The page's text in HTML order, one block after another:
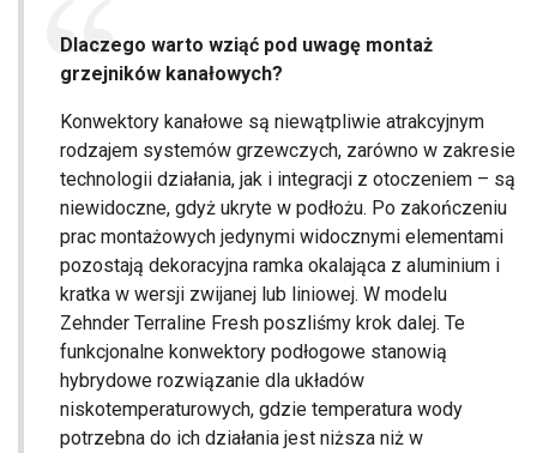
Dlaczego warto wziąć pod uwagę montaż
grzejników kanałowych?
Konwektory kanałowe są niewątpliwie atrakcyjnym
rodzajem systemów grzewczych, zarówno w zakresie
technologii działania, jak i integracji z otoczeniem – są
niewidoczne, gdyż ukryte w podłożu. Po zakończeniu
prac montażowych jedynymi widocznymi elementami
pozostają dekoracyjna ramka okalająca z aluminium i
kratka w wersji zwijanej lub liniowej. W modelu
Zehnder Terraline Fresh poszliśmy krok dalej. Te
funkcjonalne konwektory podłogowe stanowią
hybrydowe rozwiązanie dla układów
niskotemperaturowych, gdzie temperatura wody
potrzebna do ich działania jest niższa niż w